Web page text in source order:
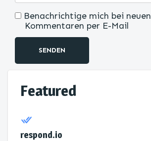
Benachrichtige mich bei neuen
Kommentaren per E-Mail
SENDEN
Featured
respond.io